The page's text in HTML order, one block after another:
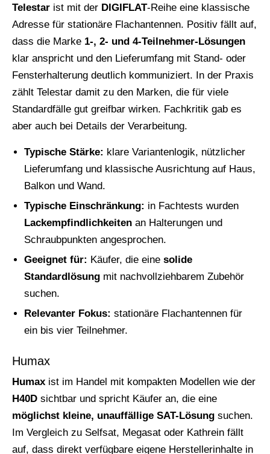
Telestar ist mit der DIGIFLAT-Reihe eine klassische
Adresse für stationäre Flachantennen. Positiv fällt auf,
dass die Marke 1-, 2- und 4-Teilnehmer-Lösungen
klar anspricht und den Lieferumfang mit Stand- oder
Fensterhalterung deutlich kommuniziert. In der Praxis
zählt Telestar damit zu den Marken, die für viele
Standardfälle gut greifbar wirken. Fachkritik gab es
aber auch bei Details der Verarbeitung.
Typische Stärke: klare Variantenlogik, nützlicher
Lieferumfang und klassische Ausrichtung auf Haus,
Balkon und Wand.
Typische Einschränkung: in Fachtests wurden
Lackempfindlichkeiten an Halterungen und
Schraubpunkten angesprochen.
Geeignet für: Käufer, die eine solide
Standardlösung mit nachvollziehbarem Zubehör
suchen.
Relevanter Fokus: stationäre Flachantennen für
ein bis vier Teilnehmer.
Humax
Humax ist im Handel mit kompakten Modellen wie der
H40D sichtbar und spricht Käufer an, die eine
möglichst kleine, unauffällige SAT-Lösung suchen.
Im Vergleich zu Selfsat, Megasat oder Kathrein fällt
auf, dass direkt verfügbare eigene Herstellerinhalte in